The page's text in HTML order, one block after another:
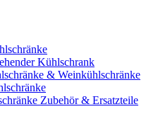
Kühlschrank
& Weinkühlschränke
Zubehör & Ersatzteile